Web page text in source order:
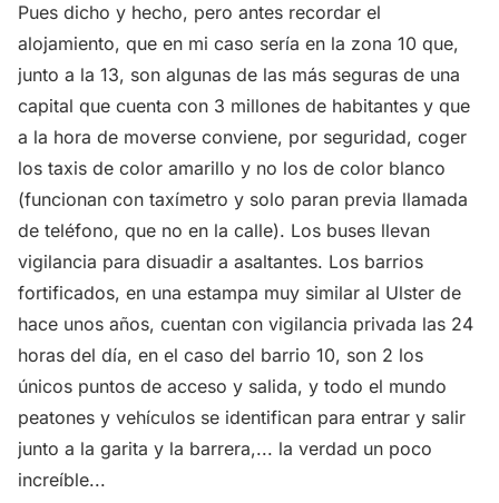
Pues dicho y hecho, pero antes recordar el
alojamiento, que en mi caso sería en la zona 10 que,
junto a la 13, son algunas de las más seguras de una
capital que cuenta con 3 millones de habitantes y que
a la hora de moverse conviene, por seguridad, coger
los taxis de color amarillo y no los de color blanco
(funcionan con taxímetro y solo paran previa llamada
de teléfono, que no en la calle). Los buses llevan
vigilancia para disuadir a asaltantes. Los barrios
fortificados, en una estampa muy similar al Ulster de
hace unos años, cuentan con vigilancia privada las 24
horas del día, en el caso del barrio 10, son 2 los
únicos puntos de acceso y salida, y todo el mundo
peatones y vehículos se identifican para entrar y salir
junto a la garita y la barrera,... la verdad un poco
increíble...